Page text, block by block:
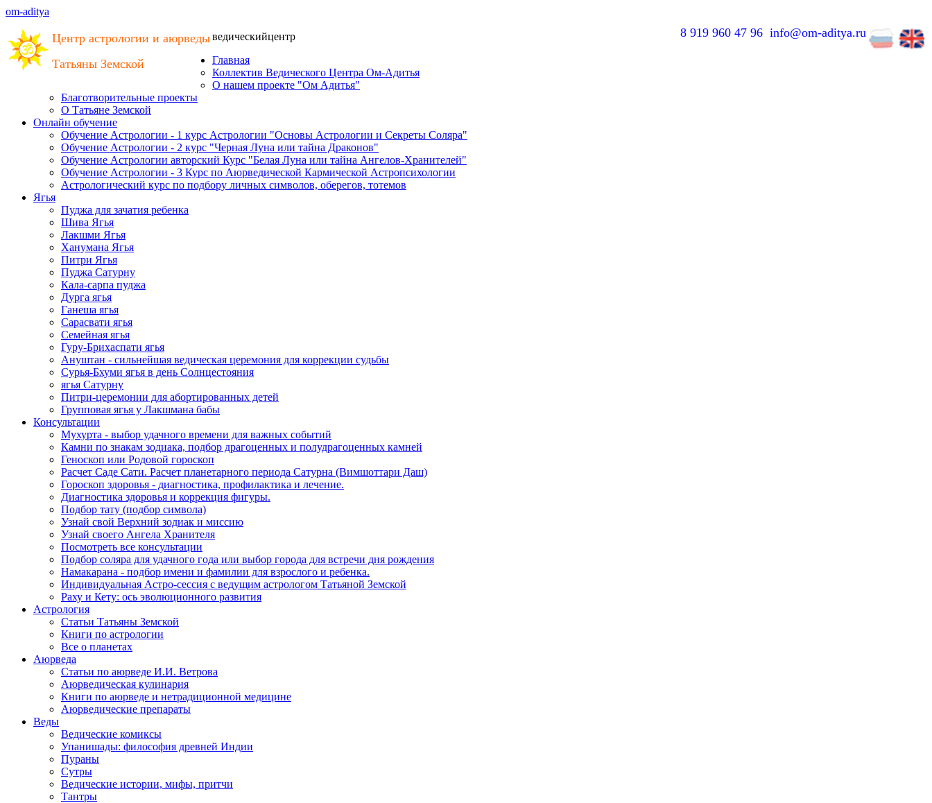
om-aditya
Центр астрологии и аюрведы
Татьяны Земской
8 919 960 47 96 info@om-aditya.ru
ведическийцентр
Главная
Коллектив Ведического Центра Ом-Адитья
О нашем проекте "Ом Адитья"
Благотворительные проекты
О Татьяне Земской
Онлайн обучение
Обучение Астрологии - 1 курс Астрологии "Основы Астрологии и Секреты Соляра"
Обучение Астрологии - 2 курс "Черная Луна или тайна Драконов"
Обучение Астрологии авторский Курс "Белая Луна или тайна Ангелов-Хранителей"
Обучение Астрологии - 3 Курс по Аюрведической Кармической Астропсихологии
Астрологический курс по подбору личных символов, оберегов, тотемов
Ягья
Пуджа для зачатия ребенка
Шива Ягья
Лакшми Ягья
Ханумана Ягья
Питри Ягья
Пуджа Сатурну
Кала-сарпа пуджа
Дурга ягья
Ганеша ягья
Сарасвати ягья
Семейная ягья
Гуру-Брихаспати ягья
Ануштан - сильнейшая ведическая церемония для коррекции судьбы
Сурья-Бхуми ягья в день Солнцестояния
ягья Сатурну
Питри-церемонии для абортированных детей
Групповая ягья у Лакшмана бабы
Консультации
Мухурта - выбор удачного времени для важных событий
Камни по знакам зодиака, подбор драгоценных и полудрагоценных камней
Геноскоп или Родовой гороскоп
Расчет Саде Сати. Расчет планетарного периода Сатурна (Вимшоттари Даш)
Гороскоп здоровья - диагностика, профилактика и лечение.
Диагностика здоровья и коррекция фигуры.
Подбор тату (подбор символа)
Узнай свой Верхний зодиак и миссию
Узнай своего Ангела Хранителя
Посмотреть все консультации
Подбор соляра для удачного года или выбор города для встречи дня рождения
Намакарана - подбор имени и фамилии для взрослого и ребенка.
Индивидуальная Астро-сессия с ведущим астрологом Татьяной Земской
Раху и Кету: ось эволюционного развития
Астрология
Статьи Татьяны Земской
Книги по астрологии
Все о планетах
Аюрведа
Статьи по аюрведе И.И. Ветрова
Аюрведическая кулинария
Книги по аюрведе и нетрадиционной медицине
Аюрведические препараты
Веды
Ведические комиксы
Упанишады: философия древней Индии
Пураны
Сутры
Ведические истории, мифы, притчи
Тантры